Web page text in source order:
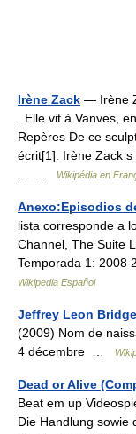
Irène Zack — Irène
. Elle vit à Vanves,
Repères De ce
écrit[1]: Irène Zack s
Wikipédia en
Anexo:Episodios
lista corresponde a
Channel, The Suite
Temporada 1: 2008
Wikipedia Español
Jeffrey Leon
(2009) Nom de
4 décembre …
Dead or Alive
Beat em up
Die Handlung sowie